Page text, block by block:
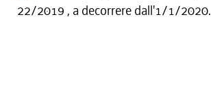
22/2019 , a decorrere dall'1/1/2020.